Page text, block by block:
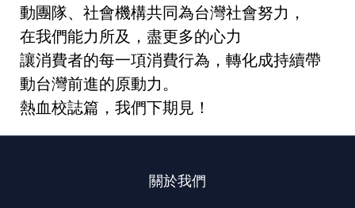
動團隊、社會機構共同為台灣社會努力，
在我們能力所及，盡更多的心力
讓消費者的每一項消費行為，轉化成持續帶
動台灣前進的原動力。
熱血校誌篇，我們下期見！
關於我們